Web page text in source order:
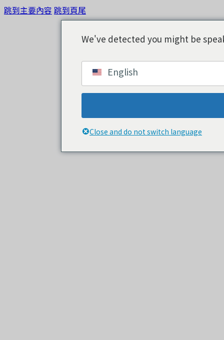
跳到主要內容 跳到頁尾
We've detected you might be
English
Close and do not switch language